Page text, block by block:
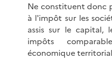
Ne constituent donc
à l'impôt sur les
assis sur le capital,
impôts
économique